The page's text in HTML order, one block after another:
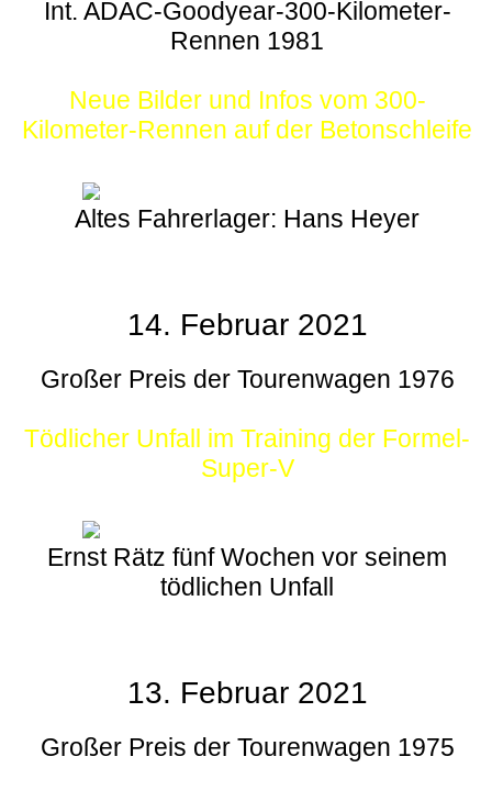
Int. ADAC-Goodyear-300-Kilometer-
Rennen 1981
Neue Bilder und Infos vom 300-
Kilometer-Rennen auf der Betonschleife
Altes Fahrerlager: Hans Heyer
14. Februar 2021
Großer Preis der Tourenwagen 1976
Tödlicher Unfall im Training der Formel-
Super-V
Ernst Rätz fünf Wochen vor seinem
tödlichen Unfall
13. Februar 2021
Großer Preis der Tourenwagen 1975